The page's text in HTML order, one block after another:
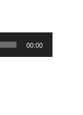
00:00